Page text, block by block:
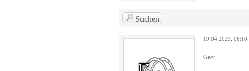
Suchen
19.04.2025, 06:10
Geer